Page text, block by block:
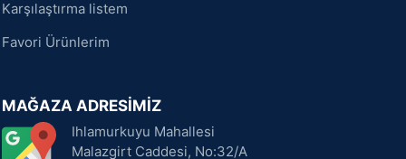
Karşılaştırma listem
Favori Ürünlerim
MAĞAZA ADRESİMİZ
Ihlamurkuyu Mahallesi
Malazgirt Caddesi, No:32/A